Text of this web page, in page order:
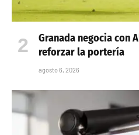
Granada negocia con
reforzar la portería
agosto 6, 2026